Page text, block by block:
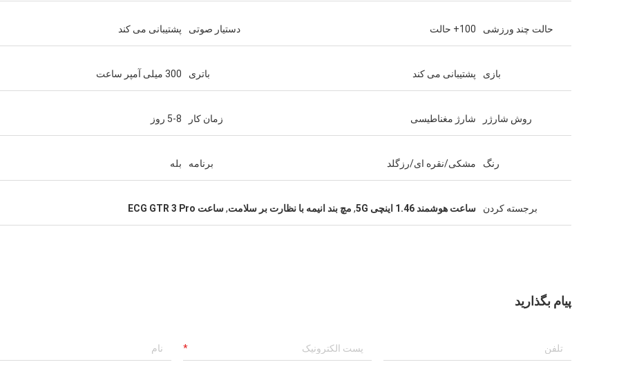
حالت چند ورزشی 100+ حالت دستیار صوتی پشتیبانی می کند
بازی پشتیبانی می کند باتری 300 میلی آمپر ساعت
روش شارژر شارژ مغناطیسی زمان کار 5-8 روز
رنگ مشکی/نقره ای/رزگلد برنامه بله
برجسته کردن ساعت هوشمند 1.46 اینچی 5G , مچ بند انیمه با نظارت بر سلامت,ساعت ECG GTR 3 Pro
پیام بگذارید